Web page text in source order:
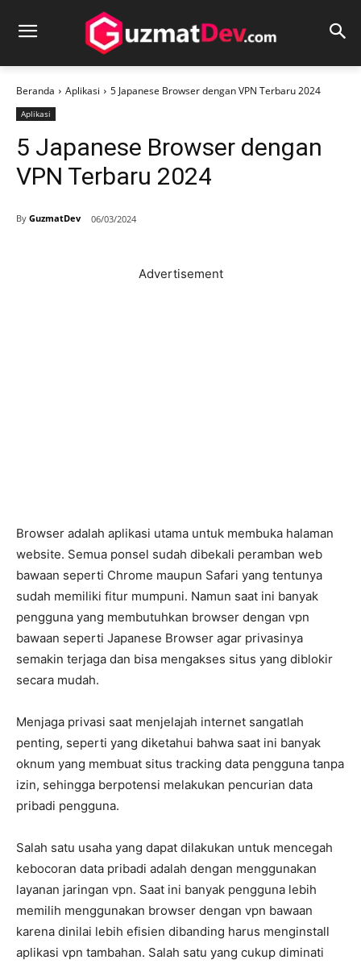
Beranda Aplikasi 5 Japanese Browser dengan VPN Terbaru 2024
Aplikasi
5 Japanese Browser dengan
VPN Terbaru 2024
By GuzmatDev 06/03/2024
Advertisement
Browser adalah aplikasi utama untuk membuka halaman
website. Semua ponsel sudah dibekali peramban web
bawaan seperti Chrome maupun Safari yang tentunya
sudah memiliki fitur mumpuni. Namun saat ini banyak
pengguna yang membutuhkan browser dengan vpn
bawaan seperti Japanese Browser agar privasinya
semakin terjaga dan bisa mengakses situs yang diblokir
secara mudah.
Menjaga privasi saat menjelajah internet sangatlah
penting, seperti yang diketahui bahwa saat ini banyak
oknum yang membuat situs tracking data pengguna tanpa
izin, sehingga berpotensi melakukan pencurian data
pribadi pengguna.
Salah satu usaha yang dapat dilakukan untuk mencegah
kebocoran data pribadi adalah dengan menggunakan
layanan jaringan vpn. Saat ini banyak pengguna lebih
memilih menggunakan browser dengan vpn bawaan
karena dinilai lebih efisien dibanding harus menginstall
aplikasi vpn tambahan. Salah satu yang cukup diminati